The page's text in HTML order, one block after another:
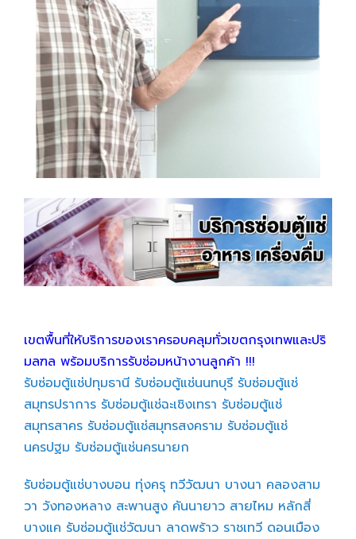
เขตพื้นที่ให้บริการของเราครอบคลุมทั่วเขตกรุงเทพและปริ
มลฑล พร้อมบริการรับซ่อมหน้างานลูกค้า !!!
รับซ่อมตู้แช่ปทุมธานี รับซ่อมตู้แช่นนทบุรี รับซ่อมตู้แช่
สมุทรปราการ รับซ่อมตู้แช่ฉะเชิงเทรา รับซ่อมตู้แช่
สมุทรสาคร รับซ่อมตู้แช่สมุทรสงคราม รับซ่อมตู้แช่
นครปฐม รับซ่อมตู้แช่นครนายก
รับซ่อมตู้แช่บางบอน ทุ่งครุ ทวีวัฒนา บางนา คลองสาม
วา วังทองหลาง สะพานสูง คันนายาว สายไหม หลักสี่
บางแค รับซ่อมตู้แช่วัฒนา ลาดพร้าว ราชเทวี ดอนเมือง